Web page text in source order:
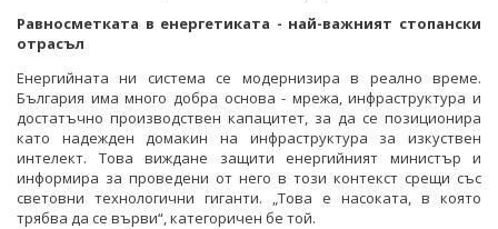
Равносметката в енергетиката - най-важният стопански
отрасъл
Енергийната ни система се модернизира в реално време.
България има много добра основа - мрежа, инфраструктура и
достатъчно производствен капацитет, за да се позиционира
като надежден домакин на инфраструктура за изкуствен
интелект. Това виждане защити енергийният министър и
информира за проведени от него в този контекст срещи със
световни технологични гиганти. „Това е насоката, в която
трябва да се върви“, категоричен бе той.